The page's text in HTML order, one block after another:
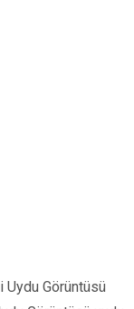
Uydu Görüntüsü